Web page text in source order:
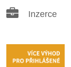
Inzerce